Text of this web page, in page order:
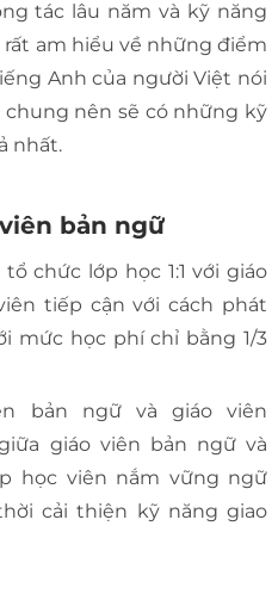
tác lâu năm và kỹ năng
am hiểu về những điểm
Anh của người Việt nói
chung nên sẽ có những kỹ
nhất.
bản ngữ
chức lớp học 1:1 với giáo
tiếp cận với cách phát
mức học phí chỉ bằng 1/3
bản ngữ và giáo viên
giáo viên bản ngữ và
học viên nắm vững ngữ
cải thiện kỹ năng giao